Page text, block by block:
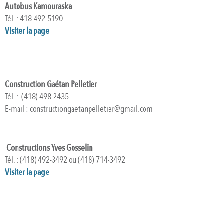
Autobus Kamouraska
Tél. : 418-492-5190
Visiter la page
Construction Gaétan Pelletier
Tél. : (418) 498-2435
E-mail : constructiongaetanpelletier@gmail.com
Constructions Yves Gosselin
Tél. : (418) 492-3492 ou (418) 714-3492
Visiter la page